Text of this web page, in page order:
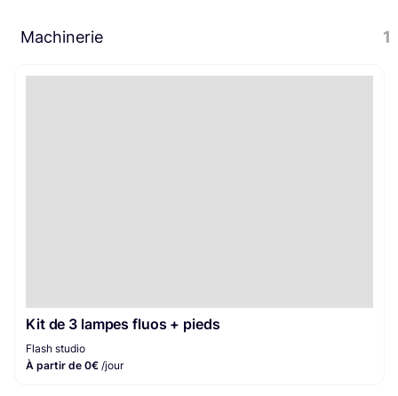
Accessoires lumière 1
Machinerie 1
Kit de 3 lampes fluos + pieds
Flash studio
À partir de 0€ /jour